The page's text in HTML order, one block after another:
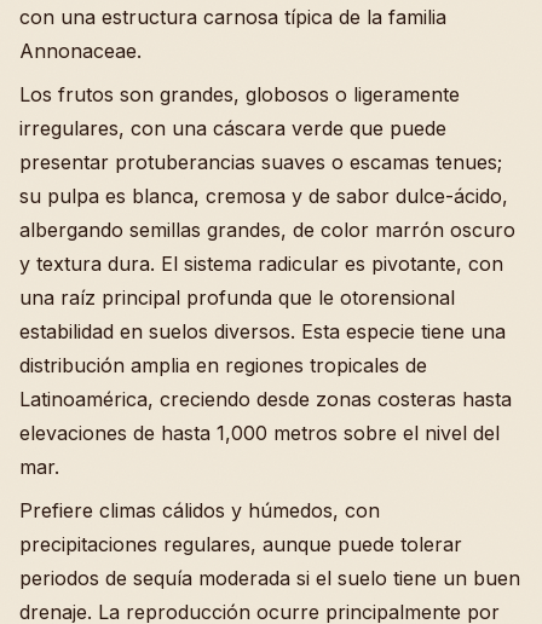
con una estructura carnosa típica de la familia
Annonaceae.
Los frutos son grandes, globosos o ligeramente
irregulares, con una cáscara verde que puede
presentar protuberancias suaves o escamas tenues;
su pulpa es blanca, cremosa y de sabor dulce-ácido,
albergando semillas grandes, de color marrón oscuro
y textura dura. El sistema radicular es pivotante, con
una raíz principal profunda que le otorensional
estabilidad en suelos diversos. Esta especie tiene una
distribución amplia en regiones tropicales de
Latinoamérica, creciendo desde zonas costeras hasta
elevaciones de hasta 1,000 metros sobre el nivel del
mar.
Prefiere climas cálidos y húmedos, con
precipitaciones regulares, aunque puede tolerar
periodos de sequía moderada si el suelo tiene un buen
drenaje. La reproducción ocurre principalmente por